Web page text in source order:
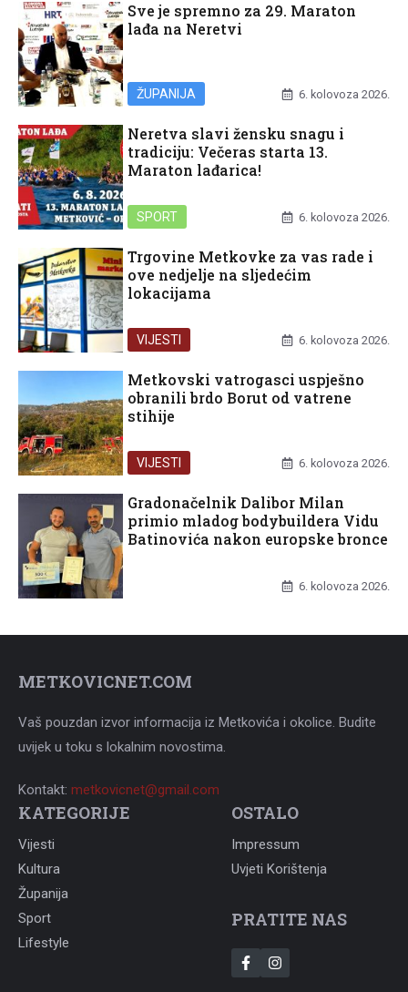
Sve je spremno za 29. Maraton
lađa na Neretvi
ŽUPANIJA 6. kolovoza 2026.
Neretva slavi žensku snagu i
tradiciju: Večeras starta 13.
Maraton lađarica!
SPORT 6. kolovoza 2026.
Trgovine Metkovke za vas rade i
ove nedjelje na sljedećim
lokacijama
VIJESTI 6. kolovoza 2026.
Metkovski vatrogasci uspješno
obranili brdo Borut od vatrene
stihije
VIJESTI 6. kolovoza 2026.
Gradonačelnik Dalibor Milan
primio mladog bodybuildera Vidu
Batinovića nakon europske bronce
6. kolovoza 2026.
METKOVICNET.COM
Vaš pouzdan izvor informacija iz Metkovića i okolice. Budite
uvijek u toku s lokalnim novostima.
Kontakt: metkovicnet@gmail.com
KATEGORIJE
Vijesti
Kultura
Županija
Sport
Lifestyle
OSTALO
Impressum
Uvjeti Korištenja
PRATITE NAS